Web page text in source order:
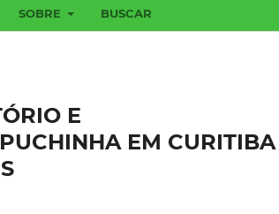
SOBRE BUSCAR
E
EM